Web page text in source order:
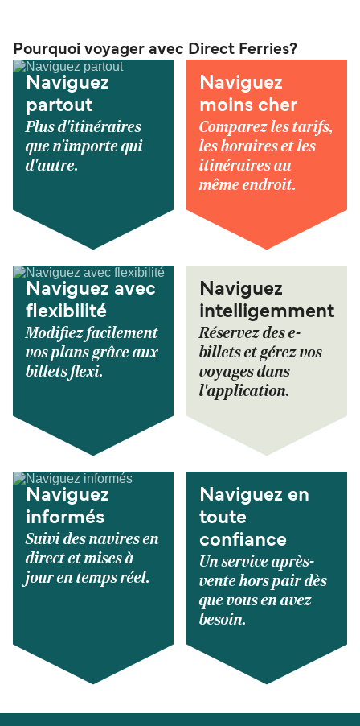
Pourquoi voyager avec Direct Ferries?
Naviguez
partout
Plus d'itinéraires
que n'importe qui
d'autre.
Naviguez
moins cher
Comparez les tarifs,
les horaires et les
itinéraires au
même endroit.
Naviguez avec
flexibilité
Modifiez facilement
vos plans grâce aux
billets flexi.
Naviguez
intelligemment
Réservez des e-
billets et gérez vos
voyages dans
l'application.
Naviguez
informés
Suivi des navires en
direct et mises à
jour en temps réel.
Naviguez en
toute
confiance
Un service après-
vente hors pair dès
que vous en avez
besoin.